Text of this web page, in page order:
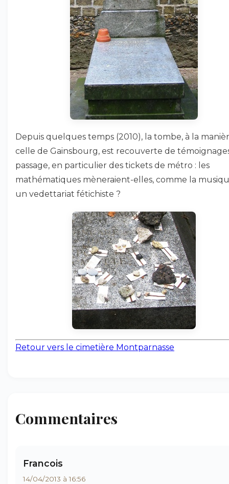
Depuis quelques temps (2010), la tombe, à la
celle de Gainsbourg, est recouverte de
passage, en particulier des tickets de métro : les
mathématiques mèneraient-elles, comme la
un vedettariat fétichiste ?
Retour vers le cimetière Montparnasse
Commentaires
Francois
14/04/2013 à 16:56